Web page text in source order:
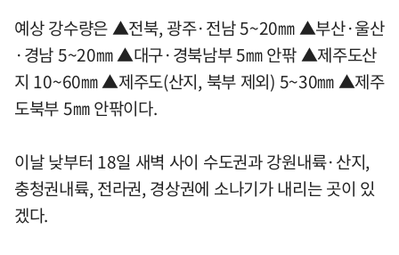
예상 강수량은 ▲전북, 광주·전남 5~20㎜ ▲부산·울산
·경남 5~20㎜ ▲대구·경북남부 5㎜ 안팎 ▲제주도산
지 10~60㎜ ▲제주도(산지, 북부 제외) 5~30㎜ ▲제주
도북부 5㎜ 안팎이다.
이날 낮부터 18일 새벽 사이 수도권과 강원내륙·산지,
충청권내륙, 전라권, 경상권에 소나기가 내리는 곳이 있
겠다.